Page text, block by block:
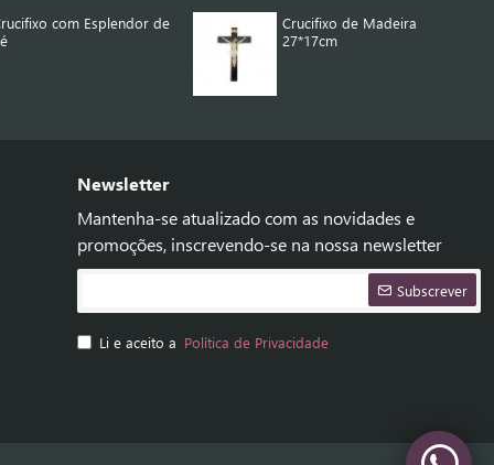
com Esplendor de
Crucifixo de Madeira
27*17cm
Newsletter
Mantenha-se atualizado com as novidades e
promoções, inscrevendo-se na nossa newsletter
Subscrever
Li e aceito a Política de Privacidade